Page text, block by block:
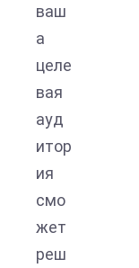
ваш
а
целе
вая
ауд
итор
ия
смо
жет
реш